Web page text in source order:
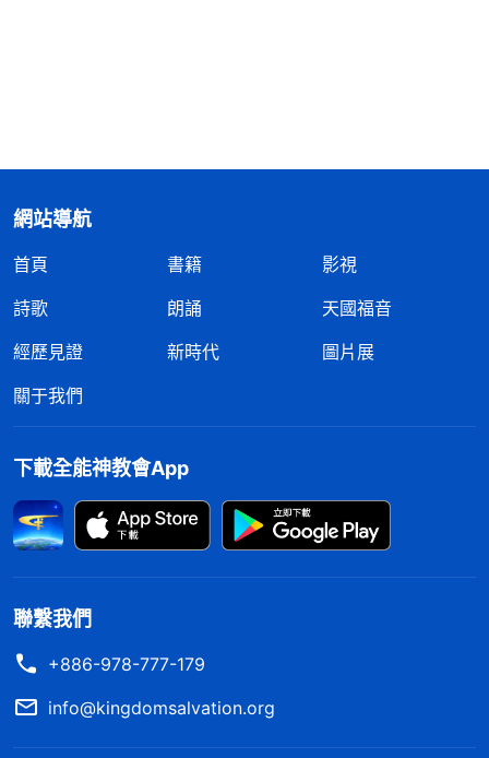
網站導航
首頁 書籍
影視
詩歌
朗誦
天國福音
經歷見證
新時代
圖片展
關于我們
下載全能神教會App
聯繫我們
+886-978-777-179
info@kingdomsalvation.org